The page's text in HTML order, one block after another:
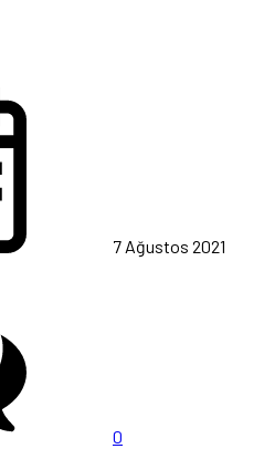
7 Ağustos 2021
0